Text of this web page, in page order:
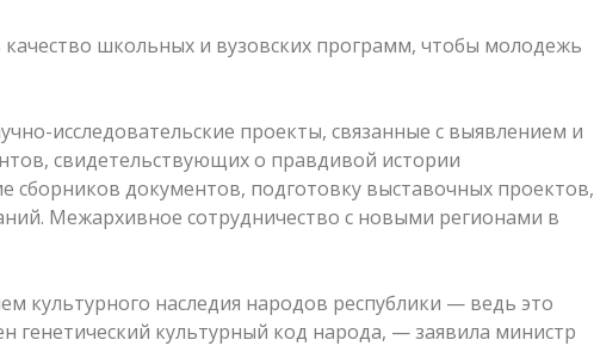
школьных и вузовских программ, чтобы молодежь
исследовательские проекты, связанные с выявлением и
свидетельствующих о правдивой истории
сборников документов, подготовку выставочных проектов,
Межархивное сотрудничество с новыми регионами в
культурного наследия народов республики — ведь это
генетический культурный код народа, — заявила министр